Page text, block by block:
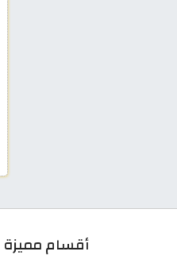
أقسام مميزة